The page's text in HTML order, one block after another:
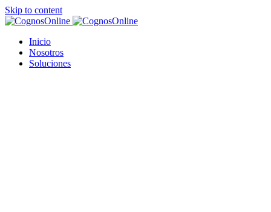
Skip to content
Inicio
Nosotros
Soluciones